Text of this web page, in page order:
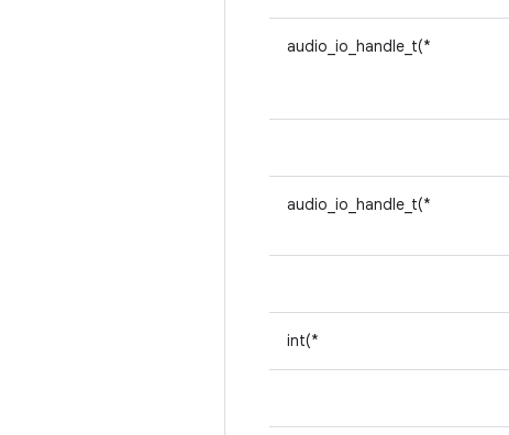
audio_io_handle_t(*
audio_io_handle_t(*
int(*